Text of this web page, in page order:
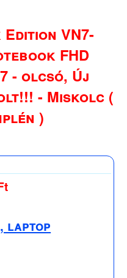
VN7-
FHD
- olcsó, Új
- Miskolc (
)
laptop